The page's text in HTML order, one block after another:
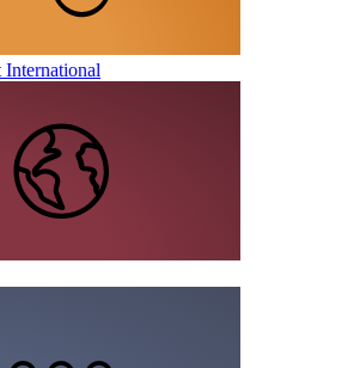
International